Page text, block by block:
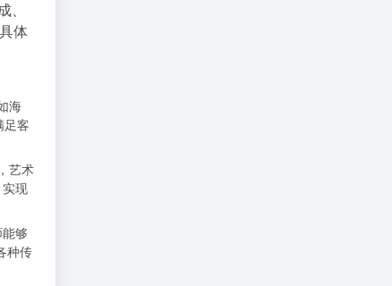
体
海
足客
艺术
现
够
种传